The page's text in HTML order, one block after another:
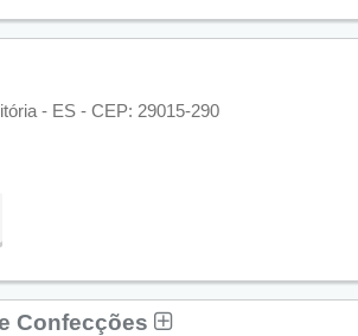
- ES - CEP: 29015-290
Confecções